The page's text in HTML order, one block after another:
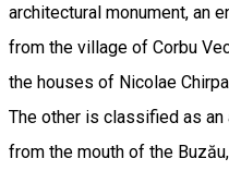
architectural monument, an
from the village of Corbu
the houses of Nicolae
The other is classified as
from the mouth of the